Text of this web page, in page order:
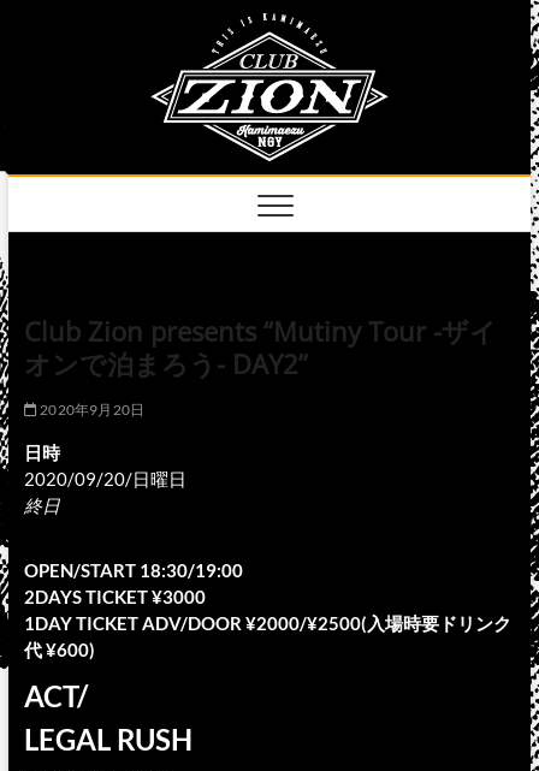
Club Zion presents “Mutiny Tour -ザイ
オンで泊まろう- DAY2”
2020年9月20日
日時
2020/09/20/日曜日
終日
OPEN/START 18:30/19:00
2DAYS TICKET ¥3000
1DAY TICKET ADV/DOOR ¥2000/¥2500(入場時要ドリンク
代 ¥600)
ACT/
LEGAL RUSH